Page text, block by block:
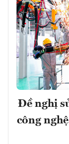
Đề nghị
công